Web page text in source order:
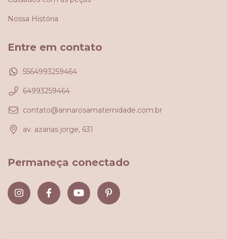
Nossa História
Entre em contato
5564993259464
64993259464
contato@annarosamaternidade.com.br
av. azarias jorge, 631
Permaneça conectado